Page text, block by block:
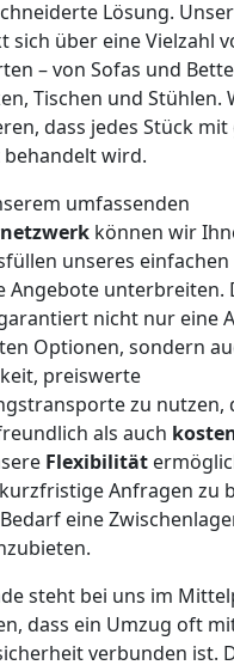
Lösung.
sich über eine Vielzahl
– von Sofas und
Tischen und Stühlen.
dass jedes Stück
wird.
umfassenden
können wir
unseres
Angebote unterbreiten.
nicht nur eine
Optionen, sondern
preiswerte
zu nutzen,
als auch
Flexibilität
Anfragen zu
eine
steht bei uns im
dass ein Umzug oft
verbunden ist.